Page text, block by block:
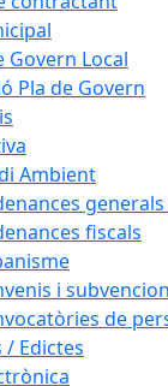
Govern Local
Pla de Govern
Ambient
fiscals
i
de
/ Edictes